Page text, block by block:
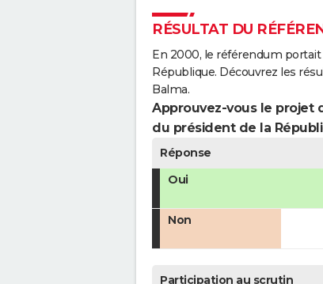
RÉSULTAT DU
En 2000, le référendum
République. Découvrez les
Balma.
Approuvez-vous le projet
du président de la
Réponse
Oui
Non
Participation au scrutin